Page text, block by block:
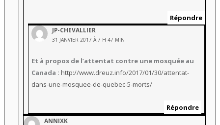
Répondre
JP-CHEVALLIER
31 JANVIER 2017 À 7 H 47 MIN
Et à propos de l’attentat contre une mosquée au
Canada : http://www.dreuz.info/2017/01/30/attentat-
dans-une-mosquee-de-quebec-5-morts/
Répondre
ANNIXK